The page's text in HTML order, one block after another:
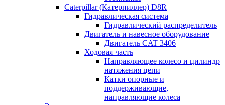
Caterpillar (Катерпиллер) D8R
Гидравлическая система
Гидравлический распределитель
Двигатель и навесное оборудование
Двигатель CAT 3406
Ходовая часть
Направляющее колесо и цилиндр
натяжения цепи
Катки опорные и
поддерживающие,
направляющие колеса